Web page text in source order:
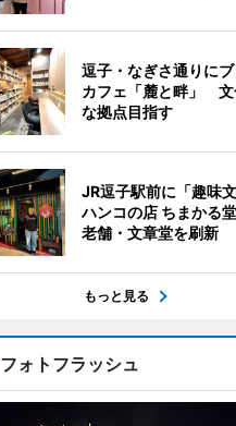
逗子・なぎさ通りにブ
カフェ「麓と畔」 文
な拠点目指す
JR逗子駅前に「趣味
ハンコの店 ちまかる
老舗・文章堂を刷新
もっと見る
フォトフラッシュ